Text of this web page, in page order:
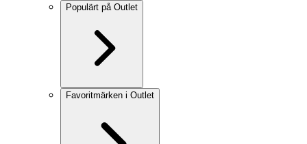
Populärt på Outlet
Favoritmärken i Outlet